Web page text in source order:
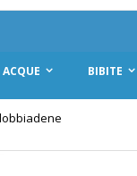
ACQUE BIBITE